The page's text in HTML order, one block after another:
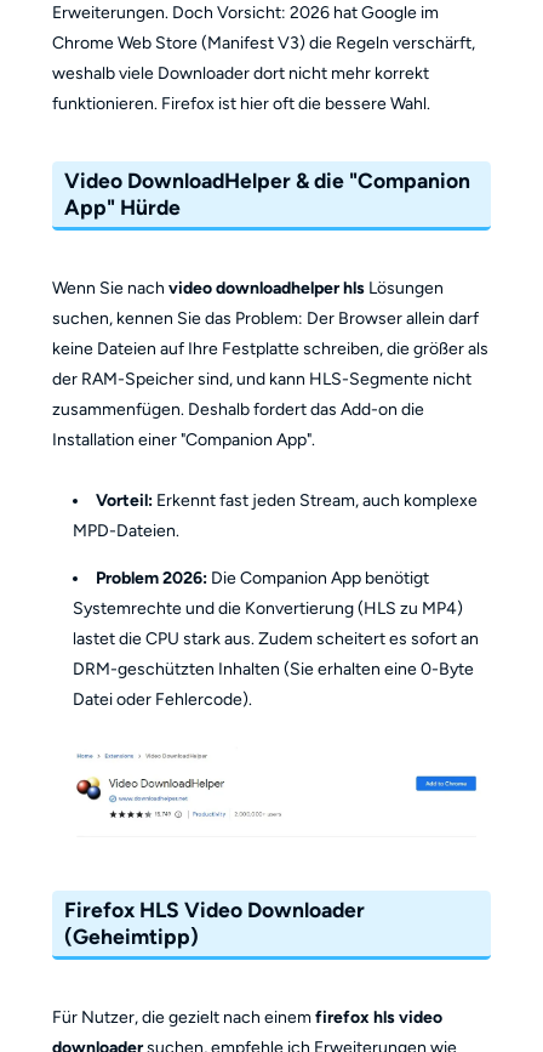
Erweiterungen. Doch Vorsicht: 2026 hat Google im
Chrome Web Store (Manifest V3) die Regeln verschärft,
weshalb viele Downloader dort nicht mehr korrekt
funktionieren. Firefox ist hier oft die bessere Wahl.
Video DownloadHelper & die "Companion
App" Hürde
Wenn Sie nach video downloadhelper hlsLösungen
suchen, kennen Sie das Problem: Der Browser allein darf
keine Dateien auf Ihre Festplatte schreiben, die größer als
der RAM-Speicher sind, und kann HLS-Segmente nicht
zusammenfügen. Deshalb fordert das Add-on die
Installation einer "Companion App".
Vorteil: Erkennt fast jeden Stream, auch komplexe
MPD-Dateien.
Problem 2026: Die Companion App benötigt
Systemrechte und die Konvertierung (HLS zu MP4)
lastet die CPU stark aus. Zudem scheitert es sofort an
DRM-geschützten Inhalten (Sie erhalten eine 0-Byte
Datei oder Fehlercode).
Firefox HLS Video Downloader
(Geheimtipp)
Für Nutzer, die gezielt nach einemfirefox hls video
downloadersuchen, empfehle ich Erweiterungen wie